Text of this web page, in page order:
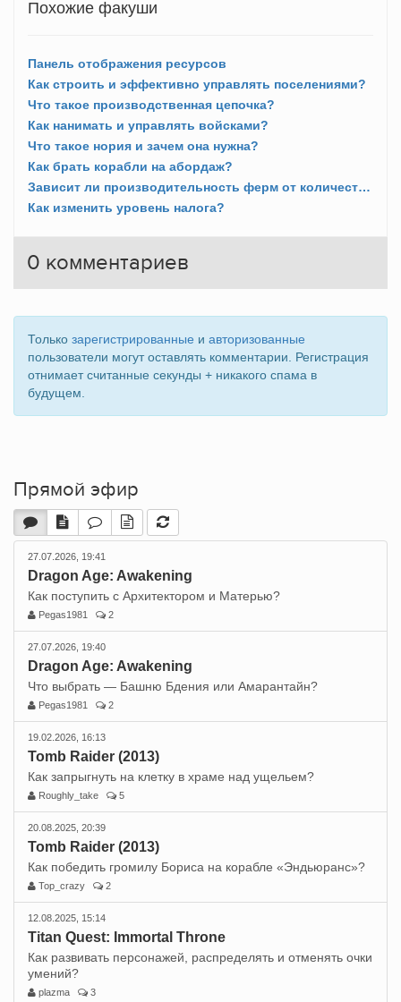
Похожие факуши
Панель отображения ресурсов
Как строить и эффективно управлять поселениями?
Что такое производственная цепочка?
Как нанимать и управлять войсками?
Что такое нория и зачем она нужна?
Как брать корабли на абордаж?
Зависит ли производительность ферм от количества полей?
Как изменить уровень налога?
0 комментариев
Только зарегистрированные и авторизованные
пользователи могут оставлять комментарии. Регистрация
отнимает считанные секунды + никакого спама в
будущем.
Прямой эфир
27.07.2026, 19:41
Dragon Age: Awakening
Как поступить с Архитектором и Матерью?
Pegas1981 2
27.07.2026, 19:40
Dragon Age: Awakening
Что выбрать — Башню Бдения или Амарантайн?
Pegas1981 2
19.02.2026, 16:13
Tomb Raider (2013)
Как запрыгнуть на клетку в храме над ущельем?
Roughly_take 5
20.08.2025, 20:39
Tomb Raider (2013)
Как победить громилу Бориса на корабле «Эндьюранс»?
Top_crazy 2
12.08.2025, 15:14
Titan Quest: Immortal Throne
Как развивать персонажей, распределять и отменять очки
умений?
plazma 3